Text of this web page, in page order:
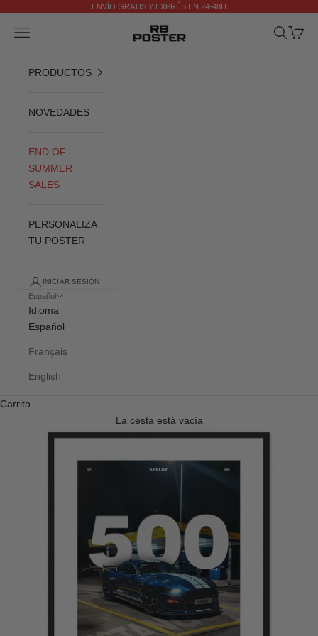
Anterior
ENVÍO GRATIS Y EXPRÉS EN 24-48H
RB POSTER
Menú Buscar
Cesta
PRODUCTOS
NOVEDADES
END OF
SUMMER
SALES
PERSONALIZA
TU POSTER
INICIAR SESIÓN
Español
Idioma
Español
Français
English
Carrito
La cesta está vacía